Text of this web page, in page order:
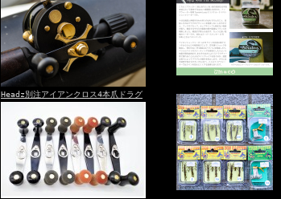
Headz別注アイアンクロス4本爪ドラグ